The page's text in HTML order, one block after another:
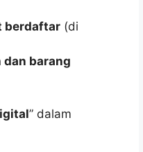
berdaftar (di
dan barang
” dalam